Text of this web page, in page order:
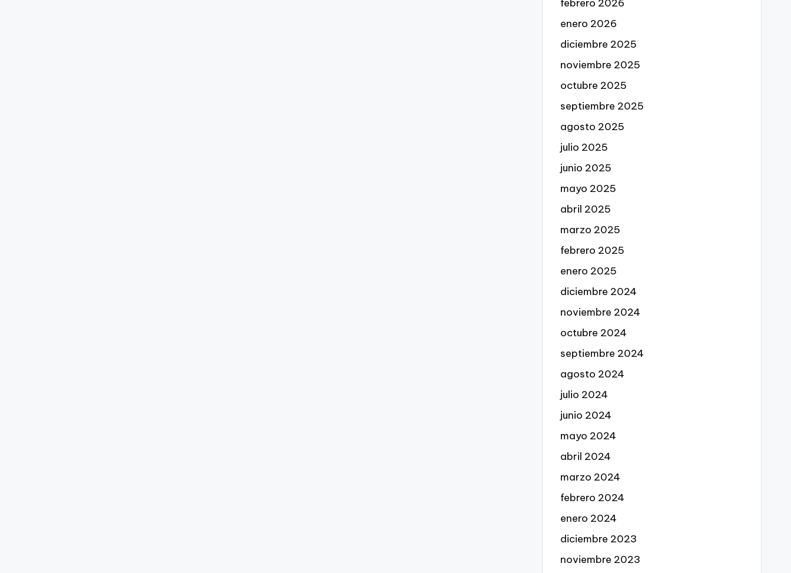
febrero 2026
enero 2026
diciembre 2025
noviembre 2025
octubre 2025
septiembre 2025
agosto 2025
julio 2025
junio 2025
mayo 2025
abril 2025
marzo 2025
febrero 2025
enero 2025
diciembre 2024
noviembre 2024
octubre 2024
septiembre 2024
agosto 2024
julio 2024
junio 2024
mayo 2024
abril 2024
marzo 2024
febrero 2024
enero 2024
diciembre 2023
noviembre 2023